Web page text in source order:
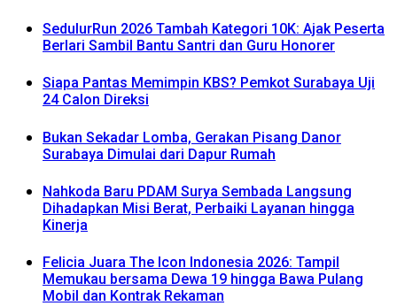
SedulurRun 2026 Tambah Kategori 10K: Ajak Peserta
Berlari Sambil Bantu Santri dan Guru Honorer
Siapa Pantas Memimpin KBS? Pemkot Surabaya Uji
24 Calon Direksi
Bukan Sekadar Lomba, Gerakan Pisang Danor
Surabaya Dimulai dari Dapur Rumah
Nahkoda Baru PDAM Surya Sembada Langsung
Dihadapkan Misi Berat, Perbaiki Layanan hingga
Kinerja
Felicia Juara The Icon Indonesia 2026: Tampil
Memukau bersama Dewa 19 hingga Bawa Pulang
Mobil dan Kontrak Rekaman